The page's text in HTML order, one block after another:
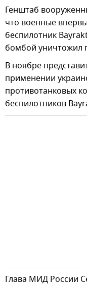
Генштаб
что военные
беспилотник
бомбой уничтожил
В ноябре
применении
противотанковых
беспилотников
Глава МИД России